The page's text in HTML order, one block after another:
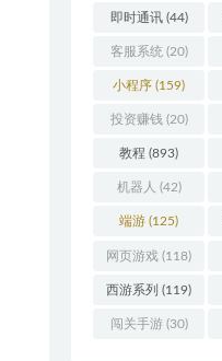
即时通讯(44)
客服系统 (20)
小程序 (159)
投资赚钱 (20)
教程 (893)
机器人 (42)
端游 (125)
网页游戏 (118)
西游系列 (119)
闯关手游(30)